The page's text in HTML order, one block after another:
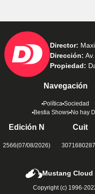
Director:
Dirección:
Propiedad:
Navegación
Política Sociedad
Bestia Shows No hay
Edición N
2566(07/08/2026)
Cuit
Mustang Cloud
Copyright (c) 1996-